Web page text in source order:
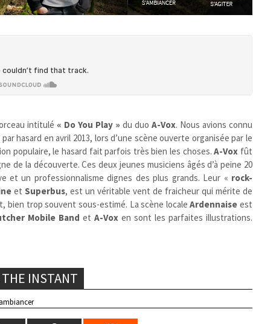
intitulé « Do You Play » du duoA-Vox. Nous avions connu
hasard en avril 2013, lors d’une scène ouverte organisée par le
populaire, le hasard fait parfois très bien les choses.A-Vox fût
de la découverte. Ces deux jeunes musiciens âgés d’à peine 20
et un professionnalisme dignes des plus grands. Leur « rock-
etSuperbus, est un véritable vent de fraicheur qui mérite de
bien trop souvent sous-estimé. La scène localeArdennaise est
Mobile Band etA-Vox en sont les parfaites illustrations.
INSTANT